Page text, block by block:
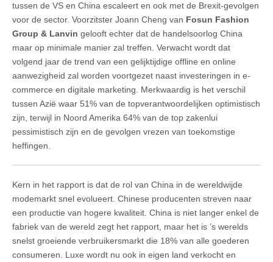
tussen de VS en China escaleert en ook met de Brexit-gevolgen
voor de sector. Voorzitster Joann Cheng van Fosun Fashion
Group & Lanvin gelooft echter dat de handelsoorlog China
maar op minimale manier zal treffen. Verwacht wordt dat
volgend jaar de trend van een gelijktijdige offline en online
aanwezigheid zal worden voortgezet naast investeringen in e-
commerce en digitale marketing. Merkwaardig is het verschil
tussen Azië waar 51% van de topverantwoordelijken optimistisch
zijn, terwijl in Noord Amerika 64% van de top zakenlui
pessimistisch zijn en de gevolgen vrezen van toekomstige
heffingen.
Kern in het rapport is dat de rol van China in de wereldwijde
modemarkt snel evolueert. Chinese producenten streven naar
een productie van hogere kwaliteit. China is niet langer enkel de
fabriek van de wereld zegt het rapport, maar het is ’s werelds
snelst groeiende verbruikersmarkt die 18% van alle goederen
consumeren. Luxe wordt nu ook in eigen land verkocht en